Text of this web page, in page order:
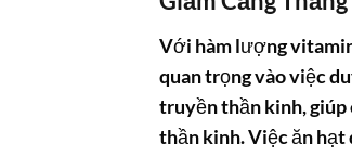
Với hàm lượng
quan trọng vào việc
truyền thần kinh, giúp
thần kinh. Việc ăn hạt